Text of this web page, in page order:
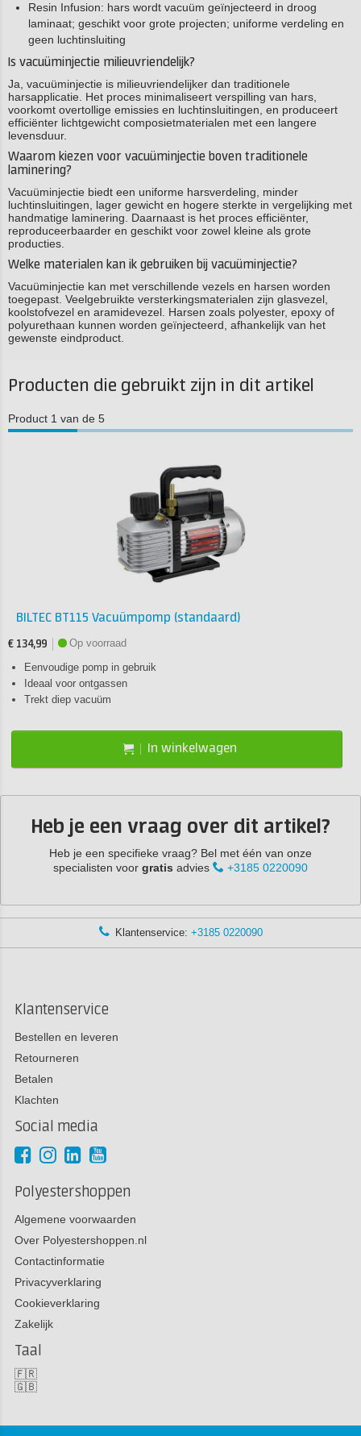
Resin Infusion: hars wordt vacuüm geïnjecteerd in droog
laminaat; geschikt voor grote projecten; uniforme verdeling en
geen luchtinsluiting
Is vacuüminjectie milieuvriendelijk?
Ja, vacuüminjectie is milieuvriendelijker dan traditionele
harsapplicatie. Het proces minimaliseert verspilling van hars,
voorkomt overtollige emissies en luchtinsluitingen, en produceert
efficiënter lichtgewicht composietmaterialen met een langere
levensduur.
Waarom kiezen voor vacuüminjectie boven traditionele
laminering?
Vacuüminjectie biedt een uniforme harsverdeling, minder
luchtinsluitingen, lager gewicht en hogere sterkte in vergelijking met
handmatige laminering. Daarnaast is het proces efficiënter,
reproduceerbaarder en geschikt voor zowel kleine als grote
producties.
Welke materialen kan ik gebruiken bij vacuüminjectie?
Vacuüminjectie kan met verschillende vezels en harsen worden
toegepast. Veelgebruikte versterkingsmaterialen zijn glasvezel,
koolstofvezel en aramidevezel. Harsen zoals polyester, epoxy of
polyurethaan kunnen worden geïnjecteerd, afhankelijk van het
gewenste eindproduct.
Producten die gebruikt zijn in dit artikel
Product 1 van de 5
BILTEC BT115 Vacuümpomp (standaard)
€ 134,99
Op voorraad
Eenvoudige pomp in gebruik
Ideaal voor ontgassen
Trekt diep vacuüm
In winkelwagen
Heb je een vraag over dit artikel?
Heb je een specifieke vraag? Bel met één van onze
specialisten voor gratis advies +3185 0220090
Klantenservice: +3185 0220090
Klantenservice
Bestellen en leveren
Retourneren
Betalen
Klachten
Social media
Polyestershoppen
Algemene voorwaarden
Over Polyestershoppen.nl
Contactinformatie
Privacyverklaring
Cookieverklaring
Zakelijk
Taal
🇫🇷
🇬🇧